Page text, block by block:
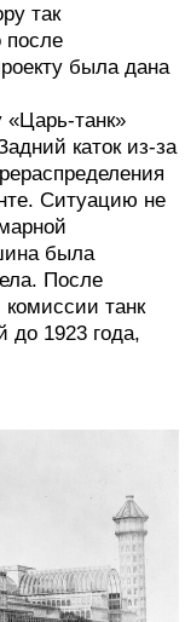
так
после
была дана
танк»
каток из-за
Ситуацию не
была
После
комиссии танк
до 1923 года,